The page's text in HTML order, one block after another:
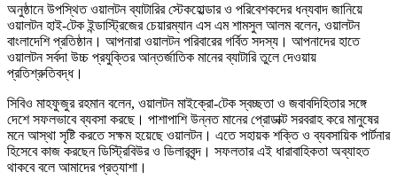
অনুষ্ঠানে উপস্থিত ওয়ালটন ব্যাটারির স্টেকহোল্ডার ও পরিবেশকদের ধন্যবাদ জানিয়ে
ওয়ালটন হাই-টেক ইন্ডাস্ট্রিজের চেয়ারম্যান এস এম শামসুল আলম বলেন, ওয়ালটন
বাংলাদেশি প্রতিষ্ঠান। আপনারা ওয়ালটন পরিবারের গর্বিত সদস্য। আপনাদের হাতে
ওয়ালটন সর্বদা উচ্চ প্রযুক্তির আন্তর্জাতিক মানের ব্যাটারি তুলে দেওয়ায়
প্রতিশ্রুতিবদ্ধ।
সিবিও মাহফুজুর রহমান বলেন, ওয়ালটন মাইক্রো-টেক স্বচ্ছতা ও জবাবদিহিতার সঙ্গে
দেশে সফলভাবে ব্যবসা করছে। পাশাপাশি উন্নত মানের প্রোডাক্ট সরবরাহ করে মানুষের
মনে আস্থা সৃষ্টি করতে সক্ষম হয়েছে ওয়ালটন। এতে সহায়ক শক্তি ও ব্যবসায়িক পার্টনার
হিসেবে কাজ করছেন ডিস্ট্রিবিউর ও ডিলারবৃন্দ। সফলতার এই ধারাবাহিকতা অব্যাহত
থাকবে বলে আমাদের প্রত্যাশা।